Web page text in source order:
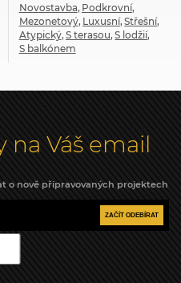
Novostavba Podkrovní
Mezonetový Luxusní Střešní
Atypický S terasou S lodžií
S balkónem
na Váš email
o nově připravovaných projektech
ZAČÍT ODEBÍRAT